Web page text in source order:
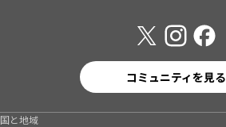
コミュニティを見る
国と地域